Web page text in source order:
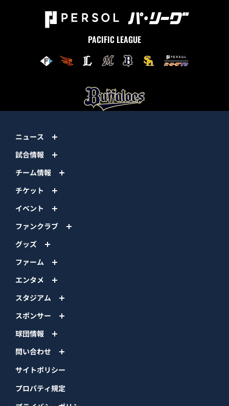
PACIFIC LEAGUE
ニュース
試合情報
チーム情報
チケット
イベント
ファンクラブ
グッズ
ファーム
エンタメ
スタジアム
スポンサー
球団情報
問い合わせ
サイトポリシー
プロパティ規定